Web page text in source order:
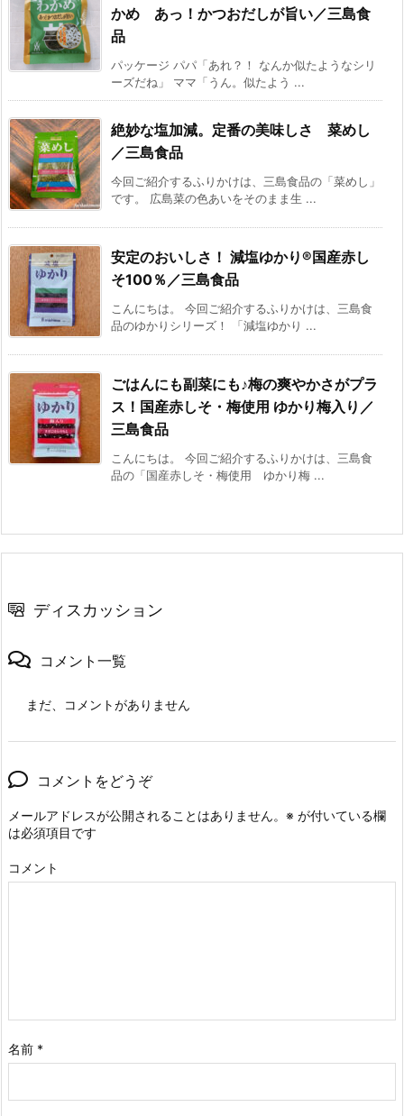
かめ あっ！かつおだしが旨い／三島食
品
パッケージ パパ「あれ？！ なんか似たようなシリ
ーズだね」 ママ「うん。似たよう ...
絶妙な塩加減。定番の美味しさ 菜めし
／三島食品
今回ご紹介するふりかけは、三島食品の「菜めし」
です。 広島菜の色あいをそのまま生 ...
安定のおいしさ！ 減塩ゆかり®国産赤し
そ100％／三島食品
こんにちは。 今回ご紹介するふりかけは、三島食
品のゆかりシリーズ！ 「減塩ゆかり ...
ごはんにも副菜にも♪梅の爽やかさがプラ
ス！国産赤しそ・梅使用 ゆかり梅入り／
三島食品
こんにちは。 今回ご紹介するふりかけは、三島食
品の「国産赤しそ・梅使用 ゆかり梅 ...
ディスカッション
コメント一覧
まだ、コメントがありません
コメントをどうぞ
メールアドレスが公開されることはありません。 ※ が付いている欄
は必須項目です
コメント
名前 *